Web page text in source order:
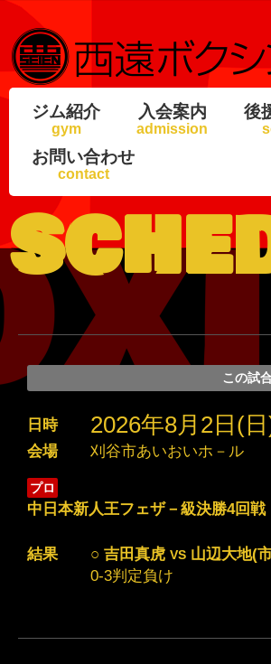
ジム紹介
gym
入会案内
admission
後
お問い合わせ
contact
この試
日時 2026年8月2日(
会場 刈谷市あいおいホ－ル
プロ
中日本新人王フェザ－級決勝4回戦
結果 ○ 吉田真虎 VS 山辺大地(
0-3判定負け